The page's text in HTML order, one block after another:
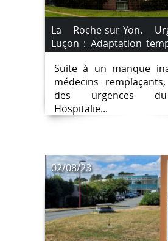
La Roche-sur-Yon.
Luçon : Adaptation
au manque de
remplaçants.
Suite à un manque
médecins
des urgences
Hospitalie...
02/08/23